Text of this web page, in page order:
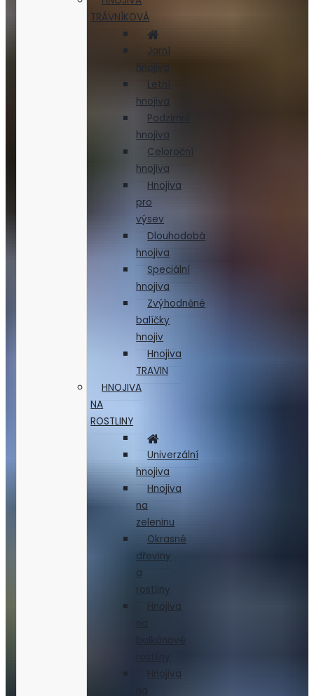
TRÁVNÍKOVÁ
Jarní
hnojiva
Letní
hnojiva
Podzimní
hnojiva
Celoroční
hnojiva
Hnojiva
pro
výsev
Dlouhodobá
hnojiva
Speciální
hnojiva
Zvýhodněné
balíčky
hnojiv
Hnojiva
TRAVIN
HNOJIVA
NA
ROSTLINY
Univerzální
hnojiva
Hnojiva
na
zeleninu
Okrasné
dřeviny
a
rostliny
Hnojiva
balkónové
Hnojiva